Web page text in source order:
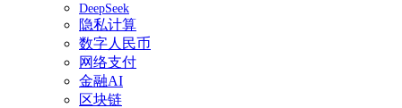
DeepSeek
隐私计算
数字人民币
网络支付
金融AI
区块链